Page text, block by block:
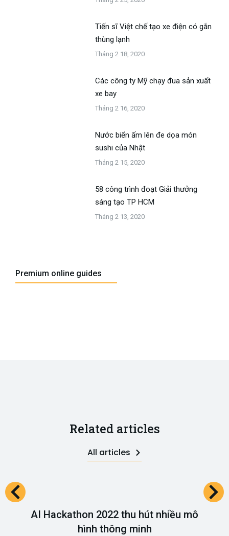
Tiến sĩ Việt chế tạo xe điện có gắn
thùng lạnh
Tháng 2 18, 2020
Các công ty Mỹ chạy đua sản xuất
xe bay
Tháng 2 16, 2020
Nước biển ấm lên đe dọa món
sushi của Nhật
Tháng 2 15, 2020
58 công trình đoạt Giải thưởng
sáng tạo TP HCM
Tháng 2 13, 2020
Premium online guides
Related articles
All articles
AI Hackathon 2022 thu hút nhiều mô
hình thông minh​